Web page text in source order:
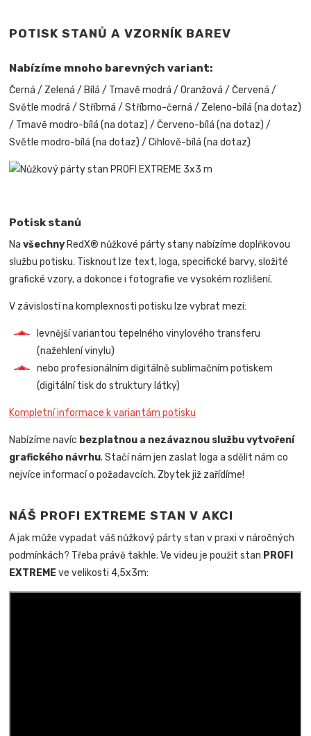
POTISK STANŮ A VZORNÍK BAREV
Nabízíme mnoho barevných variant:
Černá / Zelená / Bílá / Tmavě modrá / Oranžová / Červená /
Světle modrá / Stříbrná / Stříbrno-černá / Zeleno-bílá (na dotaz)
/ Tmavě modro-bílá (na dotaz) / Červeno-bílá (na dotaz) /
Světle modro-bílá (na dotaz) / Cihlově-bílá (na dotaz)
Potisk stanů
Navšechny RedX® nůžkové párty stany nabízíme doplňkovou
službu potisku. Tisknout lze text, loga, specifické barvy, složité
grafické vzory, a dokonce i fotografie ve vysokém rozlišení.
V závislosti na komplexnosti potisku lze vybrat mezi:
levnější variantou tepelného vinylového transferu
(nažehlení vinylu)
nebo profesionálním digitálně sublimačním potiskem
(digitální tisk do struktury látky)
Kompletní informace k variantám potisku
Nabízíme navíc bezplatnou a nezávaznou službu vytvoření
grafického návrhu. Stačí nám jen zaslat loga a sdělit nám co
nejvíce informací o požadavcích. Zbytek již zařídíme!
NÁŠ PROFI EXTREME STAN V AKCI
A jak může vypadat váš nůžkový párty stan v praxi v náročných
podmínkách? Třeba právě takhle. Ve videu je použit stan PROFI
EXTREME ve velikosti 4,5x3m: